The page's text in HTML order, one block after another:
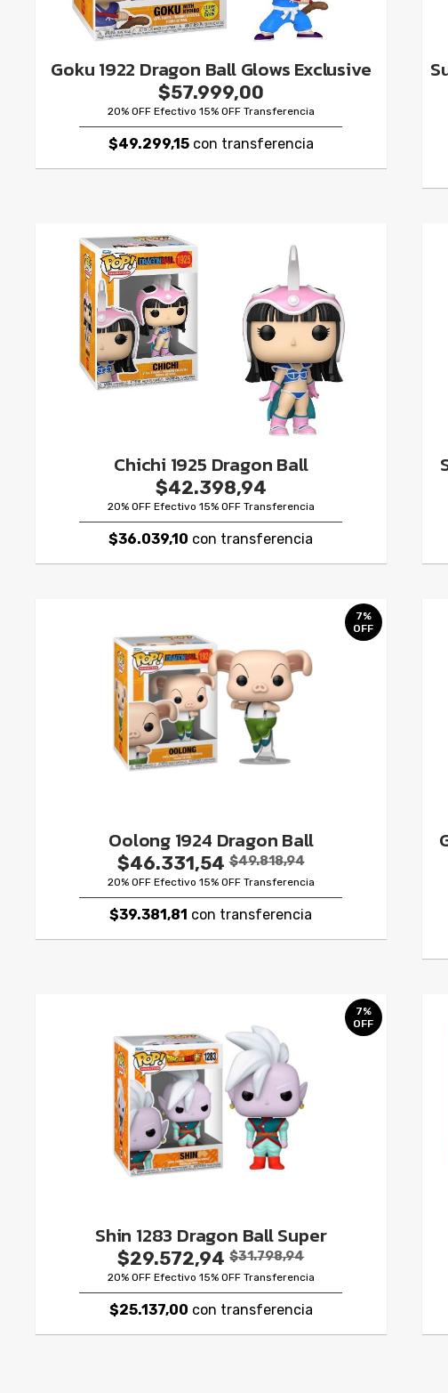
Goku 1922 Dragon Ball Glows Exclusive
$57.999,00
20% OFF Efectivo 15% OFF Transferencia
$49.299,15con transferencia
Chichi 1925 Dragon Ball
$42.398,94
20% OFF Efectivo 15% OFF Transferencia
$36.039,10 con transferencia
7%
OFF
Oolong 1924 Dragon Ball
$46.331,54 $49.818,94
20% OFF Efectivo 15% OFF Transferencia
$39.381,81 con transferencia
7%
OFF
Shin 1283 Dragon Ball Super
$29.572,94 $31.798,94
20% OFF Efectivo 15% OFF Transferencia
$25.137,00 con transferencia